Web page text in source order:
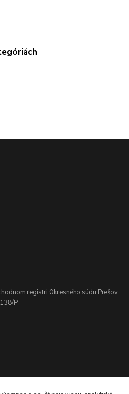
registri Okresného súdu Prešov,
P